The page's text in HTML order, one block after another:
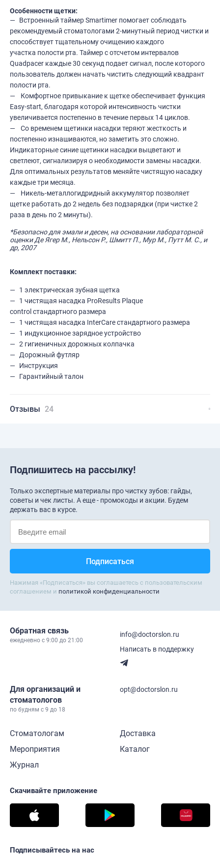
Особенности щетки:
Встроенный таймер Smartimer помогает соблюдать
рекомендуемый стоматологами 2-минутный период чистки и
способствует тщательному очищению каждого
участка полости рта. Таймер с отсчетом интервалов
Quadpacer каждые 30 секунд подает сигнал, после которого
пользователь должен начать чистить следующий квадрант
полости рта.
Комфортное привыкание к щетке обеспечивает функция
Easy-start, благодаря которой интенсивность чистки
увеличивается постепенно в течение первых 14 циклов.
Со временем щетинки насадки теряют жесткость и
постепенно изнашиваются, но заметить это сложно.
Индикаторные синие щетинки насадки выцветают и
светлеют, сигнализируя о необходимости замены насадки.
Для оптимальных результатов меняйте чистящую насадку
каждые три месяца.
Никель-металлогидридный аккумулятор позволяет
щетке работать до 2 недель без подзарядки (при чистке 2
раза в день по 2 минуты).
*Безопасно для эмали и десен, на основании лабораторной
оценки Де Ягер М., Нельсон Р., Шмитт П., Мур М., Путт М. С., и
др, 2007
Комплект поставки:
1 электрическая зубная щетка
1 чистящая насадка ProResults Plaque
control стандартного размера
1 чистящая насадка InterСare стандартного размера
1 индукционное зарядное устройство
2 гигиеничных дорожных колпачка
Дорожный футляр
Инструкция
Гарантийный талон
Отзывы 24
Подпишитесь на рассылку!
Только экспертные материалы про чистку зубов: гайды,
советы и чек листы. А еще - промокоды и акции. Будем
держать вас в курсе.
Нажимая «Подписаться» вы соглашаетесь с пользовательским
соглашением и политикой конфиденциальности
Обратная связь
ежедневно c 9:00 до 21:00
info@doctorslon.ru
Написать в поддержку
Для организаций и
стоматологов
по будням с 9 до 18
opt@doctorslon.ru
Стоматологам
Мероприятия
Журнал
Доставка
Каталог
Скачивайте приложение
Подписывайтесь на нас